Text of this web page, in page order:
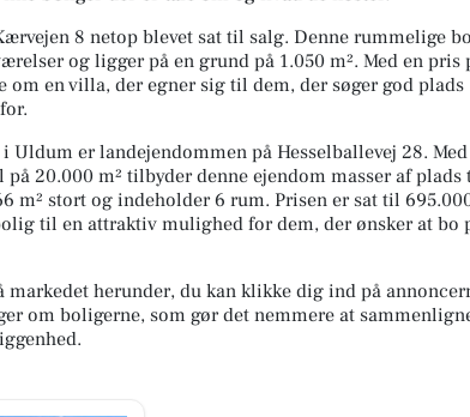
8 netop blevet sat til salg. Denne rummelige
og ligger på en grund på 1.050 m². Med en pris
om en villa, der egner sig til dem, der søger god plads
Uldum er landejendommen på Hesselballevej 28.
20.000 m² tilbyder denne ejendom masser af plads
m² stort og indeholder 6 rum. Prisen er sat til
til en attraktiv mulighed for dem, der ønsker at bo
markedet herunder, du kan klikke dig ind på
om boligerne, som gør det nemmere at